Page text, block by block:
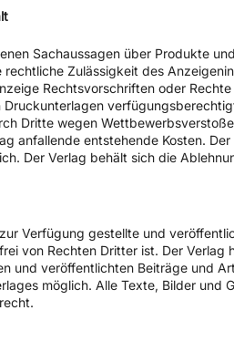
Sachaussagen über Produkte
Zulässigkeit des
Rechtsvorschriften oder
Dritte wegen
anfallende entstehende Kosten.
Der Verlag behält sich die
Verfügung gestellte und
von Rechten Dritter ist. Der
und veröffentlichten Beiträge und
möglich. Alle Texte, Bilder und